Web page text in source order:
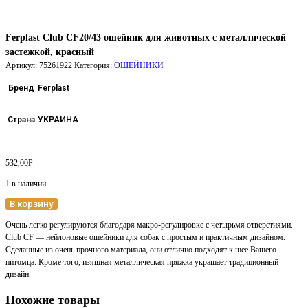
Ferplast Club CF20/43 ошейник для животных c металлической
застежкой, красный
Артикул: 75261922 Категория: ОШЕЙНИКИ
Бренд Ferplast
Страна УКРАИНА
532,00Р
1 в наличии
В корзину
Очень легко регулируются благодаря макро-регулировке с четырьмя отверстиями.
Club CF — нейлоновые ошейники для собак с простым и практичным дизайном.
Сделанные из очень прочного материала, они отлично подходят к шее Вашего
питомца. Кроме того, изящная металлическая пряжка украшает традиционный
дизайн.
Похожие товары